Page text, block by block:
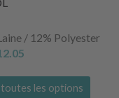
/ 12% Polyester
les options